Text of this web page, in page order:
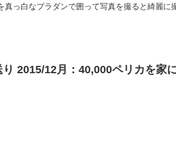
真っ白なプラダンで囲って写真を撮ると綺麗に
り 2015/12月：40,000ペリカを家